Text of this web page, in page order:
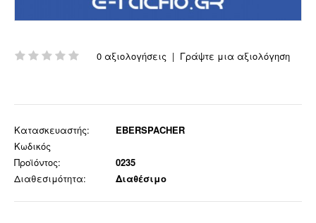
0 αξιολογήσεις | Γράψτε μια αξιολόγηση
Κατασκευαστής:
EBERSPACHER
Κωδικός
Προϊόντος:
0235
Διαθεσιμότητα:
Διαθέσιμο